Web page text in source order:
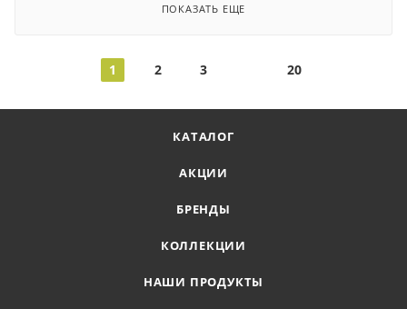
ПОКАЗАТЬ ЕЩЕ
1 2 3 20
КАТАЛОГ
АКЦИИ
БРЕНДЫ
КОЛЛЕКЦИИ
НАШИ ПРОДУКТЫ